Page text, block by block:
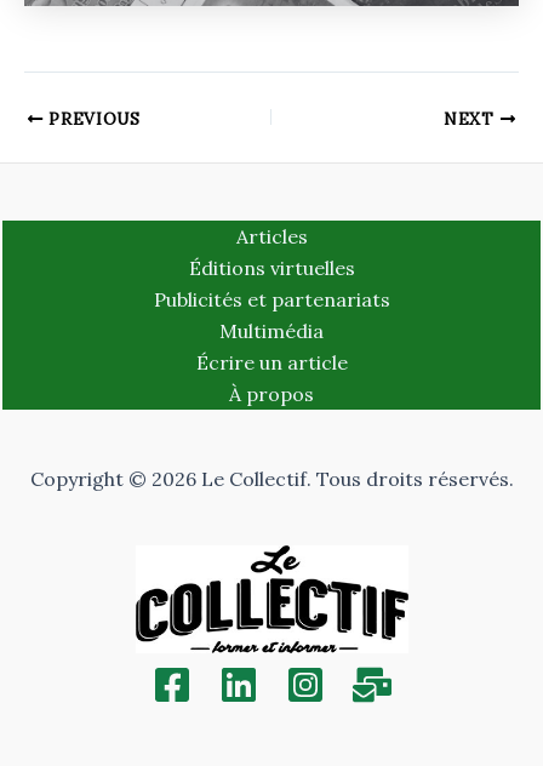
PREVIOUS NEXT
Articles
Éditions virtuelles
Publicités et partenariats
Multimédia
Écrire un article
À propos
Copyright © 2026 Le Collectif. Tous droits réservés.